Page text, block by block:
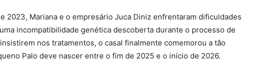
2023, Mariana e o empresário Juca Diniz enfrentaram dificuldades
incompatibilidade genética descoberta durante o processo de
nos tratamentos, o casal finalmente comemorou a tão
Palo deve nascer entre o fim de 2025 e o início de 2026.